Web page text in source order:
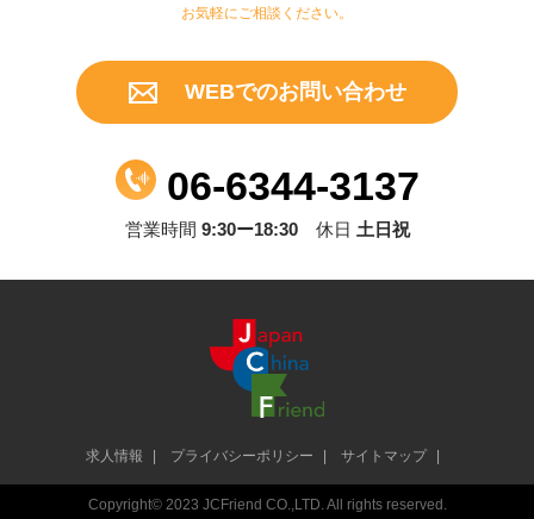
お気軽にご相談ください。
WEBでのお問い合わせ
06-6344-3137
営業時間 9:30ー18:30休日 土日祝
求人情報 プライバシーポリシー サイトマップ
Copyright© 2023 JCFriend CO.,LTD. All rights reserved.